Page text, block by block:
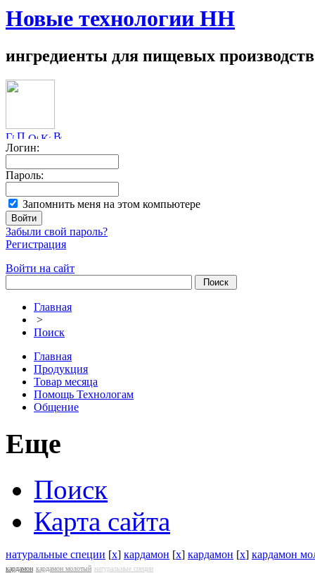
Новые технологии НН
ингредиенты для пищевых производств
Логин:
Пароль:
Запомнить меня на этом компьютере
Забыли свой пароль?
Регистрация
Войти на сайт
Главная
>
Поиск
Главная
Продукция
Товар месяца
Помощь Технологам
Общение
Еще
Поиск
Карта сайта
натуральные специи [x] кардамон [x] кардамон [x] кардамон
кардамон кардамон молотый натуральные специи